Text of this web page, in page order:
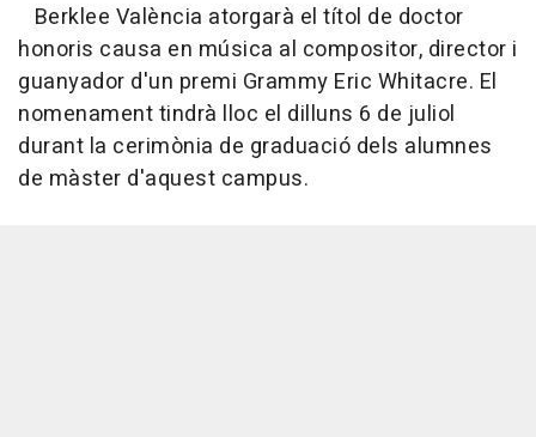
Berklee València atorgarà el títol de doctor
honoris causa en música al compositor, director i
guanyador d'un premi Grammy Eric Whitacre. El
nomenament tindrà lloc el dilluns 6 de juliol
durant la cerimònia de graduació dels alumnes
de màster d'aquest campus.